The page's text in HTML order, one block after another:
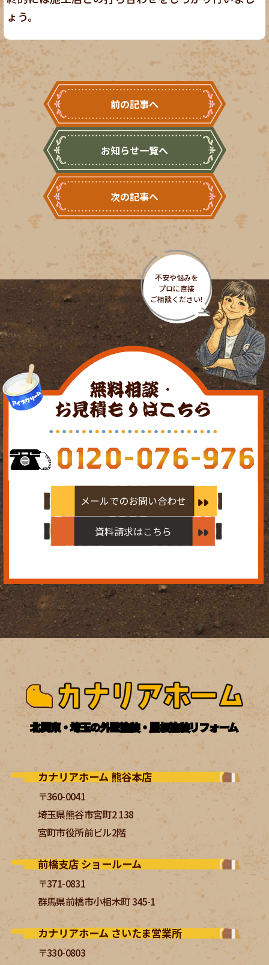
ょう。
前の記事へ
お知らせ一覧へ
次の記事へ
無料相談・
お見積もりはこちら
0120-076-976
メールでのお問い合わせ
資料請求はこちら
北関東・埼玉の外壁塗装・屋根塗装リフォーム
カナリアホーム 熊谷本店
〒360-0041
埼玉県熊谷市宮町2 138
宮町市役所前ビル2階
前橋支店 ショールーム
〒371-0831
群馬県前橋市小相木町 345-1
カナリアホーム さいたま営業所
〒330-0803